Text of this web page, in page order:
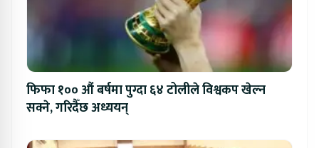
फिफा १०० औं बर्षमा पुग्दा ६४ टोलीले विश्वकप खेल्न
सक्ने, गरिदैँछ अध्ययन्